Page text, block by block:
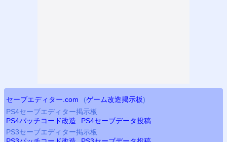
セーブエディター.com (ゲーム改造掲示板)
PS4セーブエディター掲示板
PS4パッチコード改造 PS4セーブデータ投稿
PS3セーブエディター掲示板